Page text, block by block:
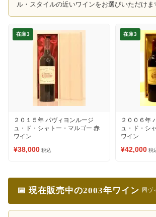
ル・スタイルの近いワインをお選びいただけま
在庫3
２０１５年 パヴィヨンルージ
ュ・ド・シャトー・マルゴー 赤
ワイン
¥38,000 税込
在庫3
２００６年
ュ・ド・シ
ワイン
¥42,000 税
📅 現在販売中の2003年ワイン 同ヴ